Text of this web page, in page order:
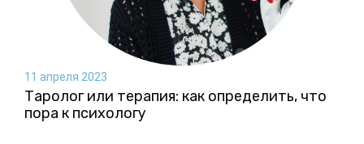
11 апреля 2023
Таролог или терапия: как определить, что
пора к психологу